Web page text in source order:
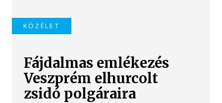
KÖZÉLET
Fájdalmas emlékezés
Veszprém elhurcolt
zsidó polgáraira